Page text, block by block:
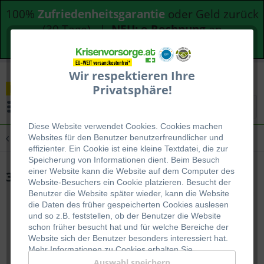
100% Zufriedenheitsgarantie oder Geld zurück
(30 Tage) |NEU: e-Rechnungan
Bundesdienststellen
Wir respektieren Ihre
Privatsphäre!
Diese Website verwendet Cookies. Cookies machen
Websites für den Benutzer benutzerfreundlicher und
effizienter. Ein Cookie ist eine kleine Textdatei, die zur
Speicherung von Informationen dient. Beim Besuch
einer Website kann die Website auf dem Computer des
Website-Besuchers ein Cookie platzieren. Besucht der
Benutzer die Website später wieder, kann die Website
die Daten des früher gespeicherten Cookies auslesen
und so z.B. feststellen, ob der Benutzer die Website
schon früher besucht hat und für welche Bereiche der
Website sich der Benutzer besonders interessiert hat.
Mehr Informationen zu Cookies erhalten Sie
Übersicht Lebensmittelpakete
3 Monatspaket - mit Fleischgerichten